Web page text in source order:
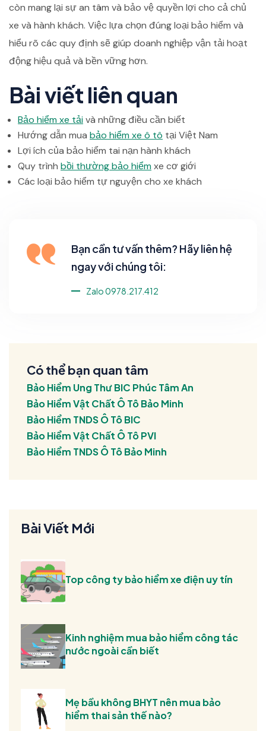
còn mang lại sự an tâm và bảo vệ quyền lợi cho cả chủ
xe và hành khách. Việc lựa chọn đúng loại bảo hiểm và
hiểu rõ các quy định sẽ giúp doanh nghiệp vận tải hoạt
động hiệu quả và bền vững hơn.
Bài viết liên quan
Bảo hiểm xe tảivà những điều cần biết
Hướng dẫn mua bảo hiểm xe ô tô tại Việt Nam
Lợi ích của bảo hiểm tai nạn hành khách
Quy trình bồi thường bảo hiểmxe cơ giới
Các loại bảo hiểm tự nguyện cho xe khách
Bạn cần tư vấn thêm? Hãy liên hệ
ngay với chúng tôi:
Zalo 0978.217.412
Có thể bạn quan tâm
Bảo Hiểm Ung Thư BIC Phúc Tâm An
Bảo Hiểm Vật Chất Ô Tô Bảo Minh
Bảo Hiểm TNDS Ô Tô BIC
Bảo Hiểm Vật Chất Ô Tô PVI
Bảo Hiểm TNDS Ô Tô Bảo Minh
Bài Viết Mới
Top công ty bảo hiểm xe điện uy tín
Kinh nghiệm mua bảo hiểm công tác
nước ngoài cần biết
Mẹ bầu không BHYT nên mua bảo
hiểm thai sản thế nào?